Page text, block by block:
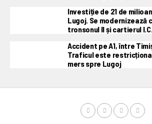
Investiție de 21 de
Lugoj. Se modernizează
tronsonul II și cartierul
Accident pe A1, între
Traficul este
mers spre Lugoj